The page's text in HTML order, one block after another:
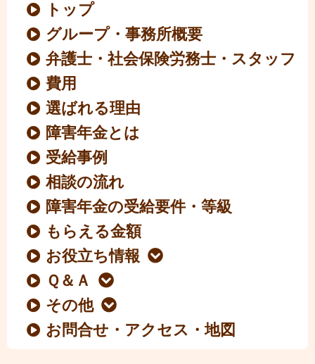
トップ
グループ・事務所概要
弁護士・社会保険労務士・スタッフ
費用
選ばれる理由
障害年金とは
受給事例
相談の流れ
障害年金の受給要件・等級
もらえる金額
お役立ち情報
Ｑ＆Ａ
その他
お問合せ・アクセス・地図